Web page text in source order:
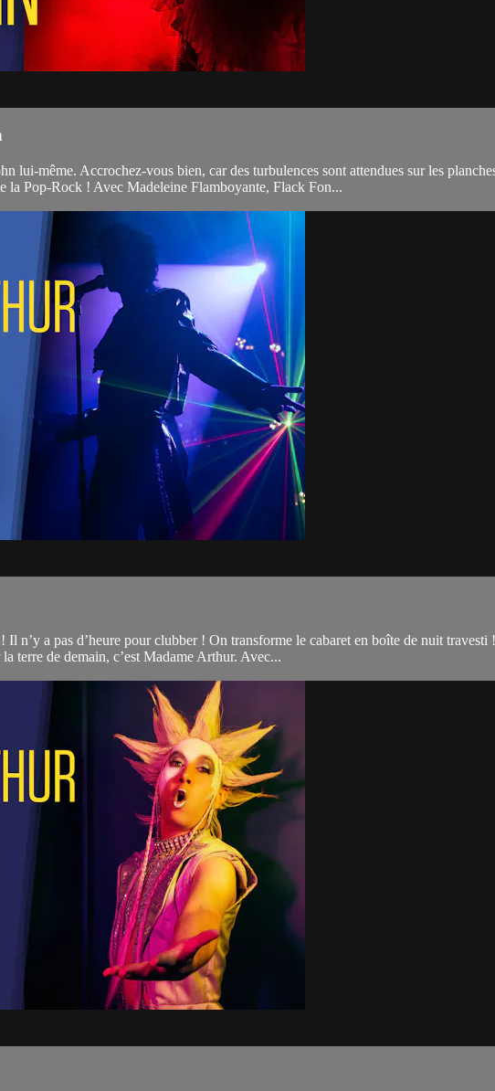
lui-même. Accrochez-vous bien, car des turbulences sont attendues sur les
la Pop-Rock ! Avec Madeleine Flamboyante, Flack Fon...
n’y a pas d’heure pour clubber ! On transforme le cabaret en boîte de nuit
terre de demain, c’est Madame Arthur. Avec...